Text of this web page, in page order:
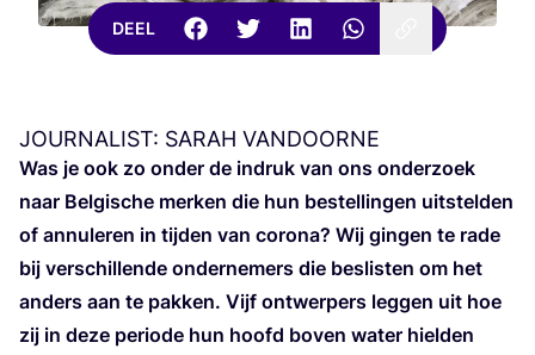
DEEL
JOURNALIST: SARAH VANDOORNE
Was je ook zo onder de indruk van ons onder­zoek
naar Bel­gi­sche mer­ken die hun bestel­lin­gen uit­stel­den
of annu­le­ren in tij­den van coro­na? Wij gin­gen te rade
bij ver­schil­len­de onder­ne­mers die beslis­ten om het
anders aan te pak­ken. Vijf ont­wer­pers leg­gen uit hoe
zij in deze peri­o­de hun hoofd boven water hiel­den